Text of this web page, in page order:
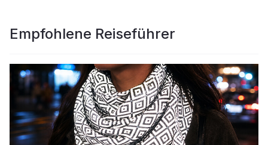
Empfohlene Reiseführer